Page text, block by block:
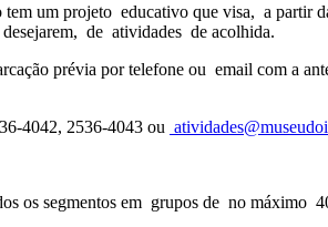
um projeto educativo que visa, a partir
de atividades de acolhida.
prévia por telefone ou email com a
4042, 2536-4043 ou
os segmentos em grupos de no máximo